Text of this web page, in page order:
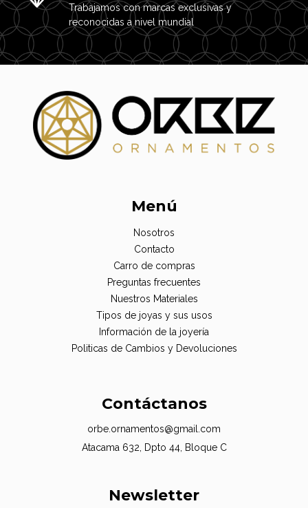
Trabajamos con marcas exclusivas y
reconocidas a nivel mundial
Menú
Nosotros
Contacto
Carro de compras
Preguntas frecuentes
Nuestros Materiales
Tipos de joyas y sus usos
Información de la joyería
Politicas de Cambios y Devoluciones
Contáctanos
orbe.ornamentos@gmail.com
Atacama 632, Dpto 44, Bloque C
Newsletter